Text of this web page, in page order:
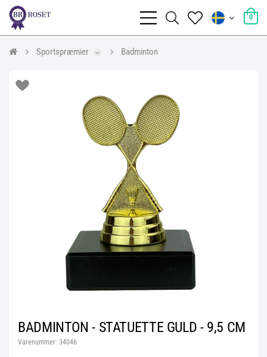
0
Sportspræmier Badminton
BADMINTON - STATUETTE GULD - 9,5 CM
Varenummer: 34046